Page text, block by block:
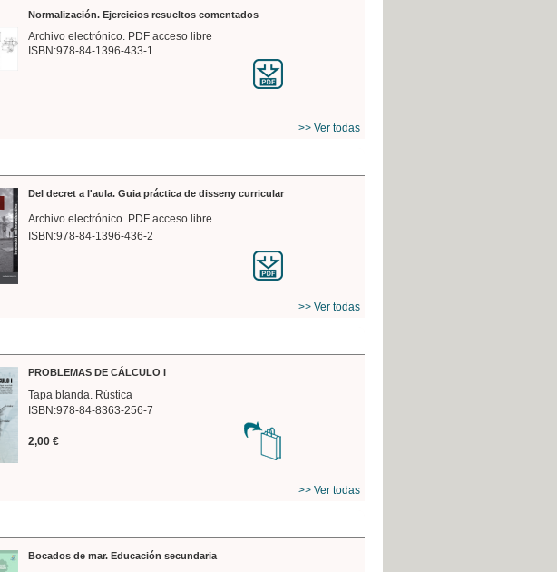
Normalización. Ejercicios resueltos comentados
Archivo electrónico. PDF acceso libre
ISBN:978-84-1396-433-1
>> Ver todas
Del decret a l'aula. Guia práctica de disseny curricular
Archivo electrónico. PDF acceso libre
ISBN:978-84-1396-436-2
>> Ver todas
PROBLEMAS DE CÁLCULO I
Tapa blanda. Rústica
ISBN:978-84-8363-256-7
2,00 €
>> Ver todas
Bocados de mar. Educación secundaria